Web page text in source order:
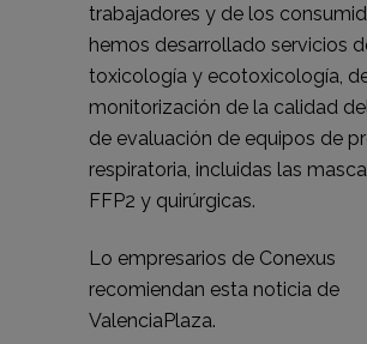
trabajadores y de los
hemos desarrollado servicios
toxicología y ecotoxicología,
monitorización de la calidad
de evaluación de equipos de
respiratoria, incluidas las
FFP2 y quirúrgicas.
Lo empresarios de Conexus
recomiendan esta noticia de
ValenciaPlaza.